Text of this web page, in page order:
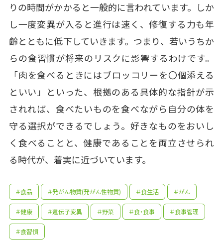
りの時間がかかると一般的に言われています。しか
し一度変異が入ると進行は速く、修復する力も年
齢とともに低下していきます。つまり、若いうちか
らの食習慣が将来のリスクに影響するわけです。
「肉を食べるときにはブロッコリーを〇個添える
といい」といった、根拠のある具体的な指針が示
されれば、食べたいものを食べながら自分の体を
守る選択ができるでしょう。好きなものをおいし
く食べることと、健康であることを両立させられ
る時代が、着実に近づいています。
＃食品 ＃発がん物質(発がん性物質) ＃食生活 ＃がん
＃健康 ＃遺伝子変異 ＃野菜 ＃食・食事 ＃食事管理
＃食習慣